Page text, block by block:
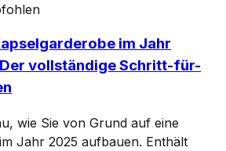
im Jahr
vollständige Schritt-für-
wie Sie von Grund auf eine
Jahr 2025 aufbauen. Enthält